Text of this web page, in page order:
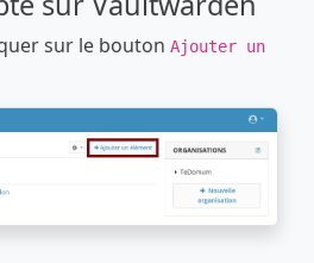
sur le bouton Ajouter un